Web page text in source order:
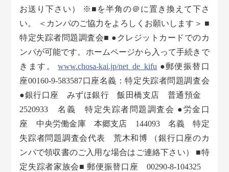
お送り下さい） ※■を半角の＠に置き換えて下さ
い。 ＜カンパのご協力をよろしくお願いします＞ ■
特定失踪者問題調査会■ ●クレジットカードでのカ
ンパが可能です。ホームページから入って手続きで
きます。www.chosa-kai.jp/net_de_kifu ●郵便振替口
座00160-9-583587口座名義：特定失踪者問題調査会
●銀行口座 みずほ銀行 飯田橋支店 普通預金
2520933 名義 特定失踪者問題調査会 ●労金口
座 中央労働金庫 本郷支店 144093 名義 特定
失踪者問題調査会代表 荒木和博 （銀行口座のカ
ンパで領収書のご入用な場合はご連絡下さい） ■特
定失踪者家族会■ 郵便振替口座 00290-8-104325